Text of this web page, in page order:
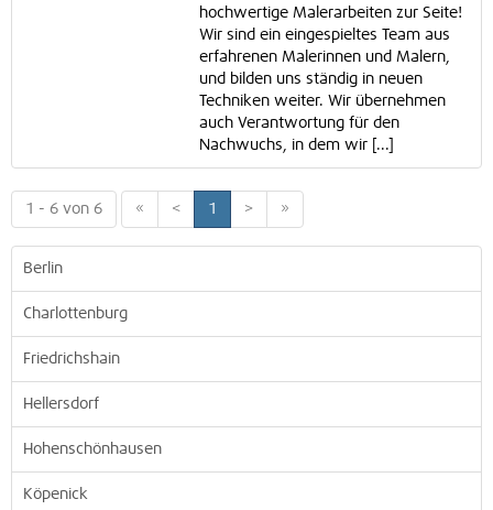
hochwertige Malerarbeiten zur Seite!
Wir sind ein eingespieltes Team aus
erfahrenen Malerinnen und Malern,
und bilden uns ständig in neuen
Techniken weiter. Wir übernehmen
auch Verantwortung für den
Nachwuchs, in dem wir [...]
1 - 6 von 6 « < 1 > »
Berlin
Charlottenburg
Friedrichshain
Hellersdorf
Hohenschönhausen
Köpenick